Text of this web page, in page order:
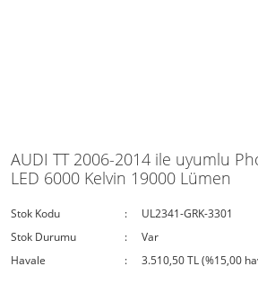
AUDI TT 2006-2014 ile uyumlu
LED 6000 Kelvin 19000 Lümen
Stok Kodu
UL2341-GRK-3301
Stok Durumu
Var
Havale
3.510,50 TL (%15,00